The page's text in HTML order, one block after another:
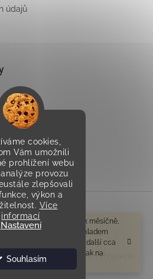
cookies,
Vám umožnili
prohlížení webu
provozu
zlepšovali
výkon a
Více
informací
Nastavení
Souhlasím
odesíláme cca 1-2x měsíčně,
Zboží které není skladem
mít delší dobu dodání o další cca
ještě před objednáním, jak na
pochopení.
údajů
Studio Avocado
Vytvořil Shoptet
. Všechna práva vyhrazena.